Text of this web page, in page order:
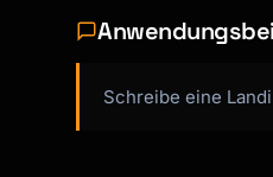
Schreibe eine